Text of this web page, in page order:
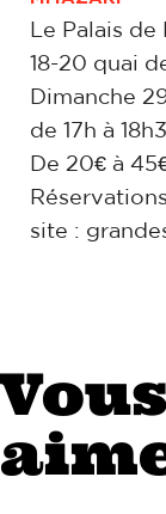
Le Palais de
18-20 quai
Dimanche
de 17h à
De 20€ à
site :